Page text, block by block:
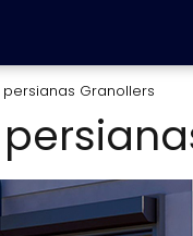
Granollers